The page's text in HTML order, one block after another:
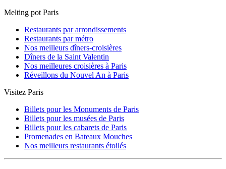
Melting pot Paris
Restaurants par arrondissements
Restaurants par métro
Nos meilleurs dîners-croisières
Dîners de la Saint Valentin
Nos meilleures croisières à Paris
Réveillons du Nouvel An à Paris
Visitez Paris
Billets pour les Monuments de Paris
Billets pour les musées de Paris
Billets pour les cabarets de Paris
Promenades en Bateaux Mouches
Nos meilleurs restaurants étoilés